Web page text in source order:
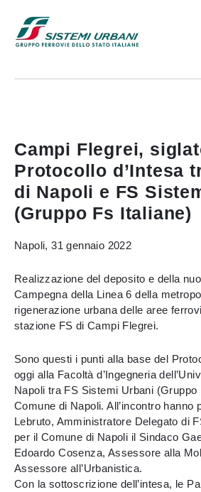
Campi Flegrei,
Protocollo d’Intesa
di Napoli e FS
(Gruppo Fs Italiane)
Napoli, 31 gennaio 2022
Realizzazione del deposito e della
Campegna della Linea 6 della
rigenerazione urbana delle aree
stazione FS di Campi Flegrei.
Sono questi i punti alla base del
oggi alla Facoltà d’Ingegneria
Napoli tra FS Sistemi Urbani (Gruppo
Comune di Napoli. All’incontro hanno
Lebruto, Amministratore Delegato di
per il Comune di Napoli il Sindaco
Edoardo Cosenza, Assessore alla
Assessore all’Urbanistica.
Con la sottoscrizione dell’intesa, le